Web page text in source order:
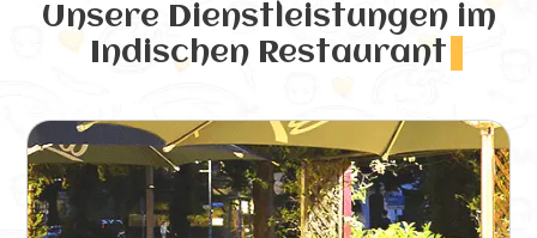
Unsere Dienstleistungen im
Indischen Restaurant